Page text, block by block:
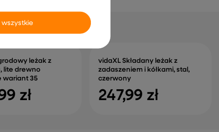
leżak z
lite drewno
wariant 35
zł
vidaXL Składany leżak z
zadaszeniem i kółkami, stal,
czerwony
247,99 zł